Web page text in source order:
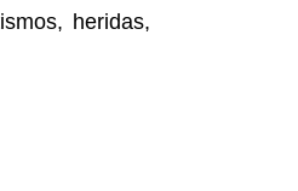
heridas,